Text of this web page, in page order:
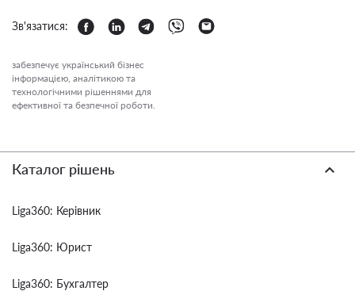
Зв'язатися:
забезпечує український бізнес
інформацією, аналітикою та
технологічними рішеннями для
ефективної та безпечної роботи.
Каталог рішень
Liga360: Керівник
Liga360: Юрист
Liga360: Бухгалтер